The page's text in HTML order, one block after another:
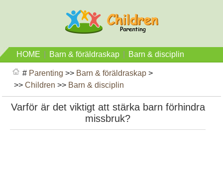
HOME Barn & föräldraskap Barn & disciplin
# Parenting >> Barn & föräldraskap >
>>Children >> Barn & disciplin
Varför är det viktigt att stärka barn förhindra
missbruk?